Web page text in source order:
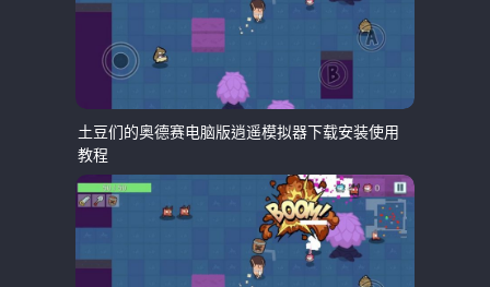
土豆们的奥德赛电脑版逍遥模拟器下载安装使用
教程